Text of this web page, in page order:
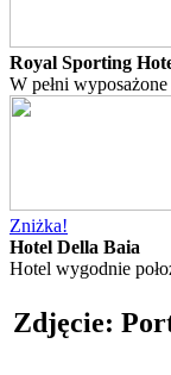
Royal Sporting
W pełni
Zniżka!
Hotel Della Baia
Hotel wygodnie
Zdjęcie: